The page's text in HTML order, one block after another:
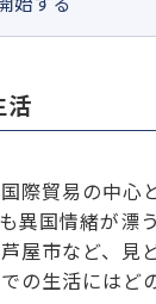
始する
活
際貿易の中心
異国情緒が漂
屋市など、見
の生活にはど